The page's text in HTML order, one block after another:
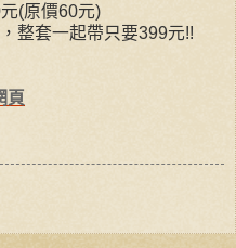
(原價60元)
整套一起帶只要399元!!
頁